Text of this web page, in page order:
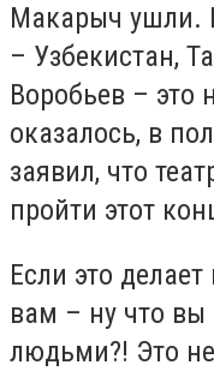
Макарыч ушли.
– Узбекистан,
Воробьев –
оказалось, в
заявил, что
пройти этот
Если это
вам – ну что вы
людьми?! Это